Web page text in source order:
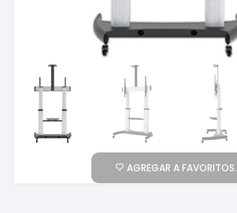
AGREGAR A FAVORITOS.